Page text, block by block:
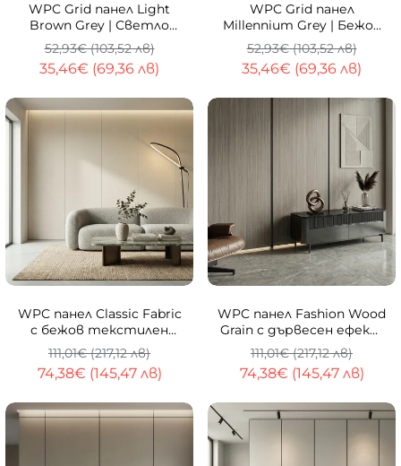
WPC Grid панел Light
Brown Grey | Светло
кафяв | 275 x 15cm
35,46€ (69,36 лв)
52,93€ (103,52 лв)
WPC Grid панел
Millennium Grey | Бежов
дървен ефект | 275 x
15см
35,46€ (69,36 лв)
52,93€ (103,52 лв)
WPC панел Classic Fabric
с бежов текстилен
ефект | 288 x 122cm
74,38€ (145,47 лв)
111,01€ (217,12 лв)
WPC панел Fashion Wood
Grain с дървесен ефект
280x122см
74,38€ (145,47 лв)
111,01€ (217,12 лв)